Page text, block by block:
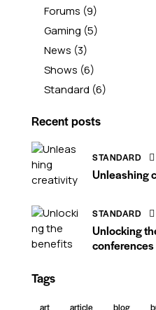
Forums (9)
Gaming (5)
News (3)
Shows (6)
Standard (6)
Recent posts
STANDARD
Unleashing
STANDARD
Unlocking
conferences
Tags
art article blog